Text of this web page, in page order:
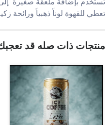
تعطي للقهوة لوناً ذهبياً ورائحة
منتجات ذات صله قد